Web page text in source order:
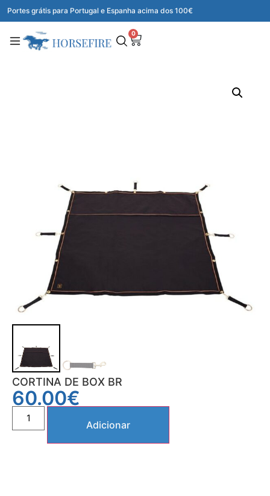
Portes grátis para Portugal e Espanha acima dos 100€
0
CORTINA DE BOX BR
60.00€
Adicionar